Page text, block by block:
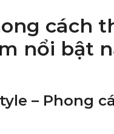
cách
nổi bật
– Phong